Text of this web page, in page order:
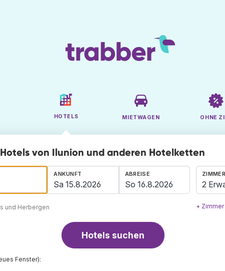
HOTELS MIETWAGEN OHNE
von Ilunion und anderen Hotelketten
und Herbergen
ANKUNFT ABREISE
2
+
Hotels suchen
Fenster):